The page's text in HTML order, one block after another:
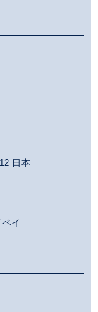
日本
イ